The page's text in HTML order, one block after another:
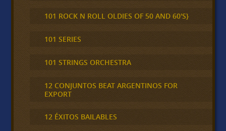
101 ROCK N ROLL OLDIES OF 50 AND 60'S}
101 SERIES
101 STRINGS ORCHESTRA
12 CONJUNTOS BEAT ARGENTINOS FOR
EXPORT
12 ÉXITOS BAILABLES